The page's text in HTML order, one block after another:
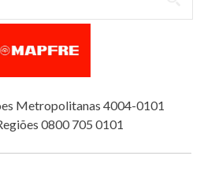
Metropolitanas 4004-0101
0800 705 0101